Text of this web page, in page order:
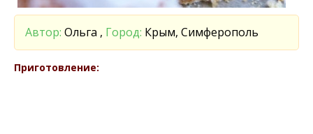
Автор: Ольга , Город: Крым, Симферополь
Приготовление: